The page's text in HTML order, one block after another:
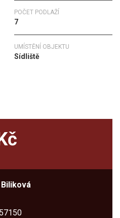
POČET PODLAŽÍ
7
UMÍSTĚNÍ OBJEKTU
Sídliště